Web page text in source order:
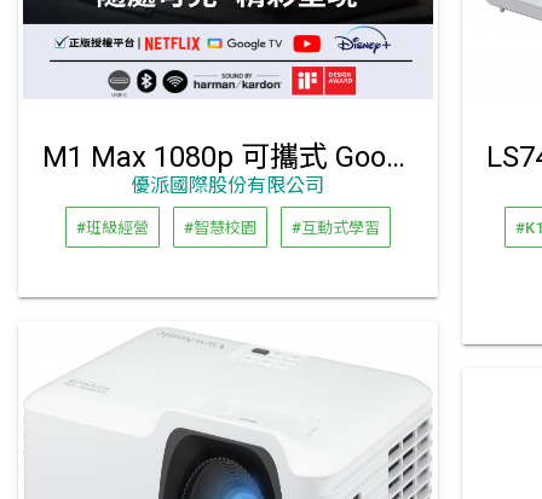
M1 Max 1080p 可攜式 Google TV 投影機
優派國際股份有限公司
#班級經營 #智慧校園 #互動式學習